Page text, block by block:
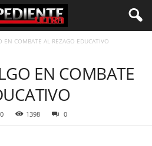
EN COMBATE AL REZAGO EDUCATIVO
EN COMBATE
1398 0